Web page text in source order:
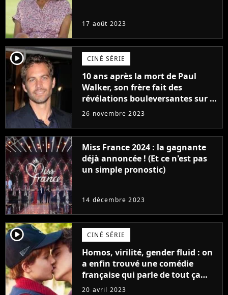
17 août 2023
player2 CINÉ SÉRIE
10 ans après la mort de Paul
Walker, son frère fait des
révélations bouleversantes sur la
réaction des acteurs de Fast and
26 novembre 2023
Miss France 2024 : la gagnante
déjà annoncée ! (Et ce n'est pas
un simple pronostic)
14 décembre 2023
player2 CINÉ SÉRIE
Homos, virilité, gender fluid : on
a enfin trouvé une comédie
française qui parle de tout ça
sans être super ringarde
20 avril 2023